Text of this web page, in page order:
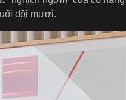
đôi mươi.